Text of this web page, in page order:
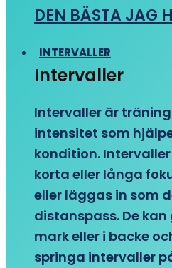
DEN BÄSTA JAG
INTERVALLER
Intervaller
Intervaller är
intensitet som
kondition.
korta eller långa
eller läggas in som
distanspass. De
mark eller i backe
springa intervaller